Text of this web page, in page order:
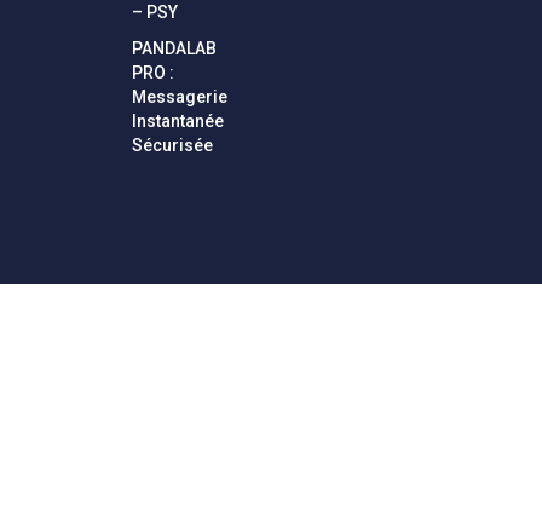
– PSY
PANDALAB
PRO :
Messagerie
Instantanée
Sécurisée